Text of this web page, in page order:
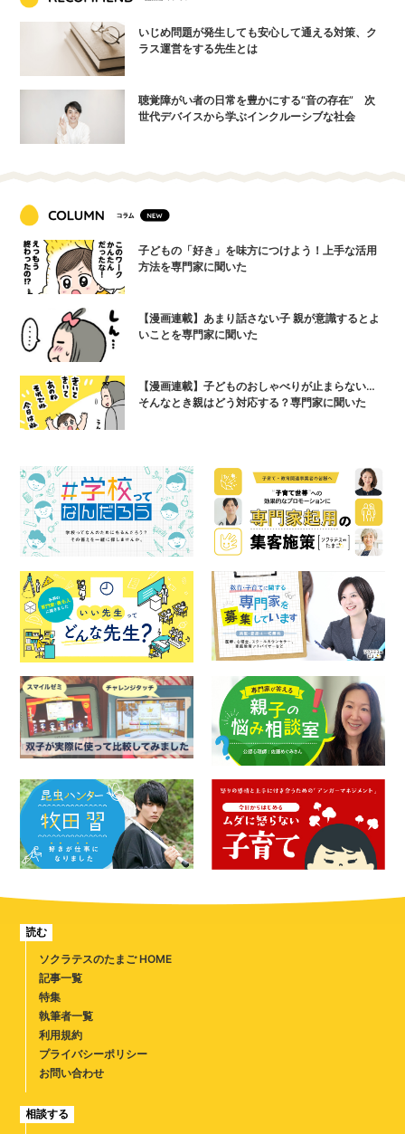
いじめ問題が発生しても安心して通える対策、ク
ラス運営をする先生とは
聴覚障がい者の日常を豊かにする“音の存在” 次
世代デバイスから学ぶインクルーシブな社会
子どもの「好き」を味方につけよう！上手な活用
方法を専門家に聞いた
【漫画連載】あまり話さない子 親が意識するとよ
いことを専門家に聞いた
【漫画連載】子どものおしゃべりが止まらない…
そんなとき親はどう対応する？専門家に聞いた
読む
ソクラテスのたまご HOME
記事一覧
特集
執筆者一覧
利用規約
プライバシーポリシー
お問い合わせ
相談する